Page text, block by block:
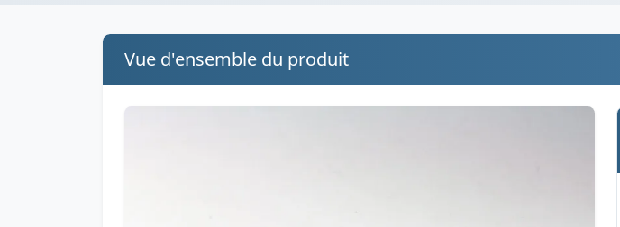
Vue d'ensemble du produit